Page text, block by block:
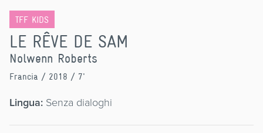
TFF KIDS
LE RÊVE DE SAM
Nolwenn Roberts
Francia / 2018 / 7'
Lingua: Senza dialoghi